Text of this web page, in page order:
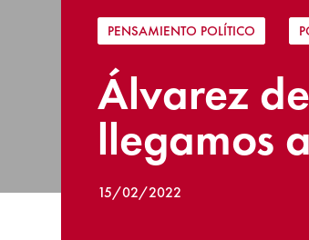
PENSAMIENTO POLÍTICO
Álvarez
llegamos
15/02/2022